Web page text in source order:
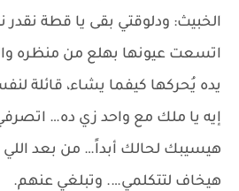
الخبيث: ودلوقتي بقى يا قطة نقدر
اتسعت عيونها بهلع من منظره
يده يُحركها كيفما يشاء، قائلة
إيه يا ملك مع واحد زي ده…
هيسيبك لحالك أبداً… من بعد اللي
هيخاف لتتكلمي…. وتبلغي عنهم.